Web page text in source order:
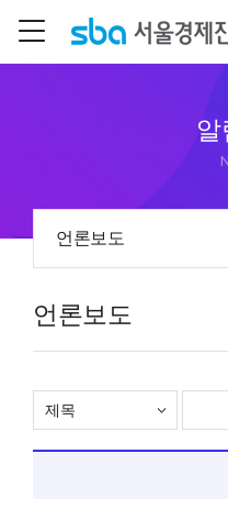
SEARCH
언론보도
언론보도